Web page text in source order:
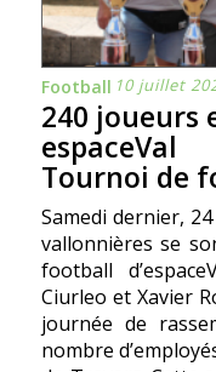
Football 10 juillet
240 joueurs
espaceVal
Tournoi de
Samedi dernier,
vallonnières se
football
Ciurleo et Xavier
journée de
nombre